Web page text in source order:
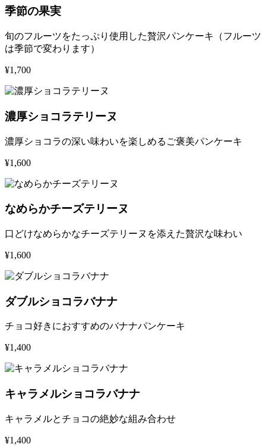
季節の果実
旬のフルーツをたっぷり使用した贅沢パンケーキ（フルーツ
は季節で変わります）
¥1,700
濃厚ショコラテリーヌ
濃厚ショコラの深い味わいを楽しめるご褒美パンケーキ
¥1,600
なめらかチーズテリーヌ
口どけなめらかなチーズテリーヌを添えた贅沢な味わい
¥1,600
ダブルショコラバナナ
チョコ好きにおすすめのバナナパンケーキ
¥1,400
キャラメルショコラバナナ
キャラメルとチョコの絶妙な組み合わせ
¥1,400